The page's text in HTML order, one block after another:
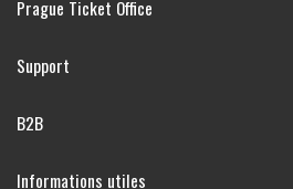
Prague Ticket Office
Support
B2B
Informations utiles